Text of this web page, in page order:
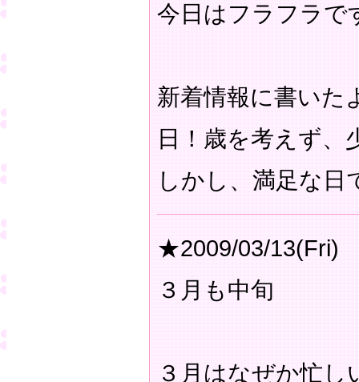
今日はフラフラで
新着情報に書いた
日！歳を考えず、
しかし、満足な日
★2009/03/13(Fri)
３月も中旬
３月はなぜか忙